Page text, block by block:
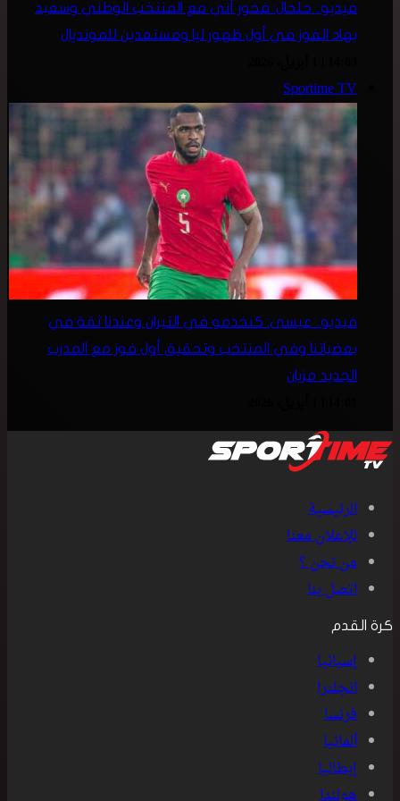
فيديو.. حلحال: فخور أني مع المنتخب الوطني وسعيد
بهاد الفوز في أول ظهور ليا ومستعدين للمونديال
Sportime TV
فيديو.. عيسى: كنخدمو في التيران وعندنا ثقة في
بعضياتنا وفي المنتخب وتحقيق أول فوز مع المدرب
الجديد مزيان
الرئيسية
للإعلان معنا
من نحن ؟
اتصل بنا
كرة القدم
إسبانيا
انجلترا
فرنسا
ألمانيا
إيطاليا